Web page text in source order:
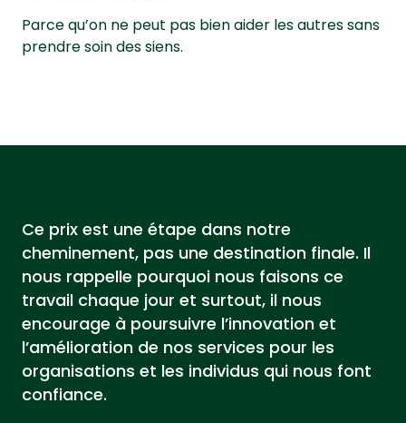
Parce qu’on ne peut pas bien aider les autres sans
prendre soin des siens.
Ce prix est une étape dans notre
cheminement, pas une destination finale. Il
nous rappelle pourquoi nous faisons ce
travail chaque jour et surtout, il nous
encourage à poursuivre l’innovation et
l’amélioration de nos services pour les
organisations et les individus qui nous font
confiance.